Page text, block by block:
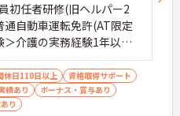
初任者研修(旧ヘルパー2
自動車運転免許(AT限定
休日110日以上
資格取得サポート
績あり
ボーナス・賞与あり
り